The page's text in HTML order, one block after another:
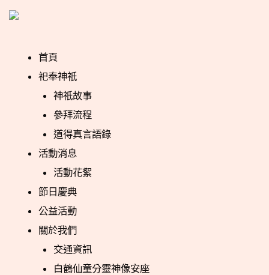
首頁
祀奉神祇
神祇故事
參拜流程
道得真言語錄
活動消息
活動花絮
節日慶典
公益活動
關於我們
交通資訊
白鶴仙童分靈神像安座
Post